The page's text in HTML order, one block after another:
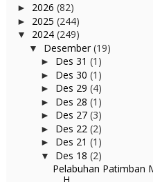
► 2026 (82)
► 2025 (244)
▼ 2024 (249)
▼ Desember(19)
► Des 31 (1)
► Des 30 (1)
► Des 29 (4)
► Des 28 (1)
► Des 27 (3)
► Des 22 (2)
► Des 21 (1)
▼ Des 18 (2)
Pelabuhan Patimban